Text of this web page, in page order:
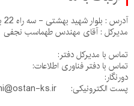
آدرس : بلوار شهید بهشتی - سه راه 22 بهمن - معاونت امور عمرانی -دفتر فنی
مدیرکل : آقای مهندس طهماسب نجفی
تماس با مدیرکل دفتر: 8250011
تماس با دفتر فناوری اطلاعات: 0831
دورنگار: 8239583 0831
پست الکترونیکی: fanni@ostan-ks.ir